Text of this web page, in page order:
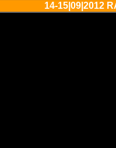
14-15|09|2012